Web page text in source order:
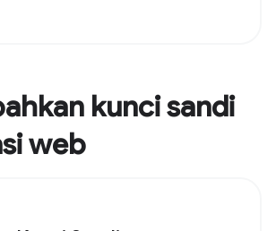
kunci sandi
web